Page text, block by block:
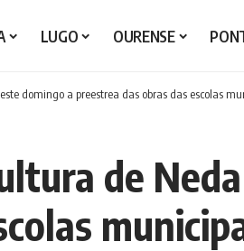
LUGO OURENSE
domingo a preestrea das obras das escolas
de